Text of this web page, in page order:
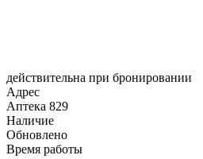
действительна при бронировании
Адрес
Аптека 829
Наличие
Обновлено
Время работы